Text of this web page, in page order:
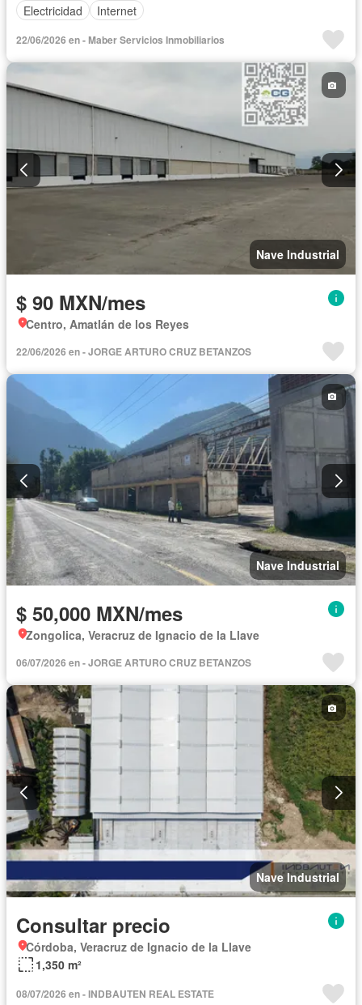
Electricidad
Internet
22/06/2026 en - Maber Servicios Inmobiliarios
Nave Industrial
$ 90 MXN/mes
Centro, Amatlán de los Reyes
22/06/2026 en - JORGE ARTURO CRUZ BETANZOS
Nave Industrial
$ 50,000 MXN/mes
Zongolica, Veracruz de Ignacio de la Llave
06/07/2026 en - JORGE ARTURO CRUZ BETANZOS
Nave Industrial
Consultar precio
Córdoba, Veracruz de Ignacio de la Llave
1,350 m²
08/07/2026 en - INDBAUTEN REAL ESTATE